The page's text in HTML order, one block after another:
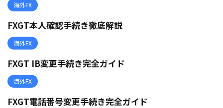
海外FX
FXGT本人確認手続き徹底解説
海外FX
FXGT IB変更手続き完全ガイド
海外FX
FXGT電話番号変更手続き完全ガイド